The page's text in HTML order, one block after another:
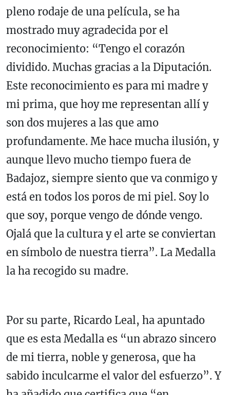
pleno rodaje de una película, se ha
mostrado muy agradecida por el
reconocimiento: “Tengo el corazón
dividido. Muchas gracias a la Diputación.
Este reconocimiento es para mi madre y
mi prima, que hoy me representan allí y
son dos mujeres a las que amo
profundamente. Me hace mucha ilusión, y
aunque llevo mucho tiempo fuera de
Badajoz, siempre siento que va conmigo y
está en todos los poros de mi piel. Soy lo
que soy, porque vengo de dónde vengo.
Ojalá que la cultura y el arte se conviertan
en símbolo de nuestra tierra”. La Medalla
la ha recogido su madre.
Por su parte, Ricardo Leal, ha apuntado
que es esta Medalla es “un abrazo sincero
de mi tierra, noble y generosa, que ha
sabido inculcarme el valor del esfuerzo”. Y